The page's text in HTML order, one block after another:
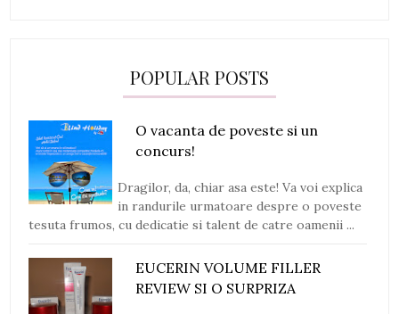
POPULAR POSTS
O vacanta de poveste si un
concurs!
Dragilor, da, chiar asa este! Va voi explica
in randurile urmatoare despre o poveste
tesuta frumos, cu dedicatie si talent de catre oamenii ...
EUCERIN VOLUME FILLER
REVIEW SI O SURPRIZA